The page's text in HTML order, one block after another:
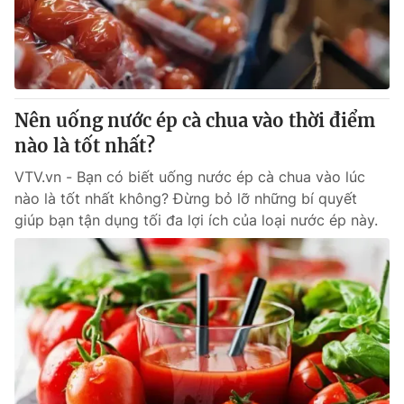
Sản phẩm
Thị trường
Tư vấn
Lịch phát sóng
Chuyên mục khác
Emagazine
Photo Infographic
Shorts video
VTV Money VTV Thể thao
VTV Sức khoẻ Bất động sản
Nên uống nước ép cà chua vào thời điểm
nào là tốt nhất?
VTV.vn - Bạn có biết uống nước ép cà chua vào lúc
nào là tốt nhất không? Đừng bỏ lỡ những bí quyết
giúp bạn tận dụng tối đa lợi ích của loại nước ép này.